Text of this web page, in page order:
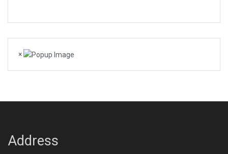
×
Address